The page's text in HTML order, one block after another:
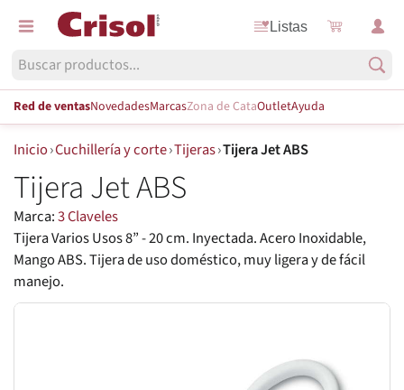
Listas
Red de ventasNovedadesMarcasZona de CataOutletAyuda
Inicio›Cuchillería y corte›Tijeras›Tijera Jet ABS
Tijera Jet ABS
Marca:3 Claveles
Tijera Varios Usos 8” - 20 cm. Inyectada. Acero Inoxidable,
Mango ABS. Tijera de uso doméstico, muy ligera y de fácil
manejo.